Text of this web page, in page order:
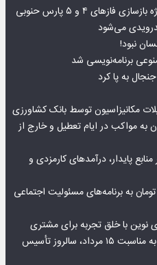
۴ و ۵ پارس حنوبی
می‌شود
نبود!
برنامه‌نویسی شد
به پا کرد
مواکب در ایام تعطیل و خارج از
پایدار، درآمدهای کارمزدی و
بیش از ۷۰ میلیارد تومان به برنامه‌های مسئولیت اجتماعی
نوین با خلق تجربه برای مشتری
پیام مدیرعامل بانک توسعه تعاون به مناسبت ۱۵ مرداد، سالروز تأسیس